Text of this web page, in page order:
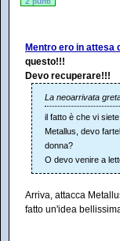
Mentro ero in attesa
questo!!!
Devo recuperare!!!
La neoarrivata
il fatto è che vi
Metallus, devo
donna?
O devo venire a
Arriva, attacca
fatto un'idea